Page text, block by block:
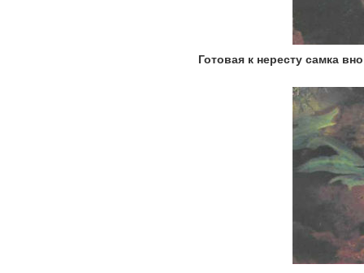
Готовая к нересту самка